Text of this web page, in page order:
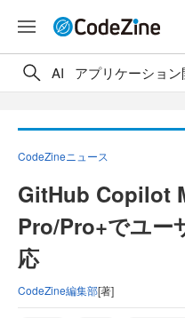
AI アプリケーション
CodeZineニュース
GitHub Copilot
Pro/Pro+でユー
応
CodeZine編集部[著]